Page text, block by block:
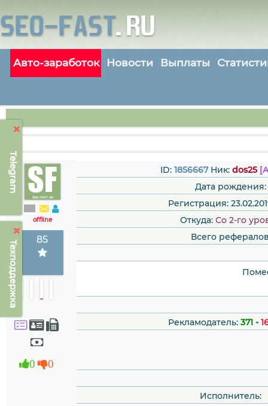
Telegram
Техподдержка
Авто-заработок Новости Выплаты
offline
85
0 0
ID: 1856667Ник: dos25
Дата рождения:
Регистрация:
Откуда: Со 2-го
Всего
Рекламодатель: 371 -
Исполнитель: